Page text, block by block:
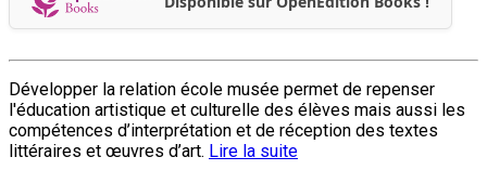
Développer la relation école musée permet de repenser
l'éducation artistique et culturelle des élèves mais aussi les
compétences d’interprétation et de réception des textes
littéraires et œuvres d’art. Lire la suite